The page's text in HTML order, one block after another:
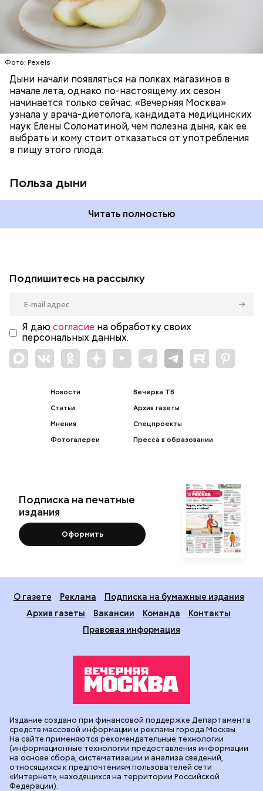
Фото: Pexels
Дыни начали появляться на полках магазинов в
начале лета, однако по-настоящему их сезон
начинается только сейчас. «Вечерняя Москва»
узнала у врача-диетолога, кандидата медицинских
наук Елены Соломатиной, чем полезна дыня, как ее
выбрать и кому стоит отказаться от употребления
в пищу этого плода.
Польза дыни
бета-каротин обеспечивает дыне желтый
лютеин и зеаксантин — эти каротиноиды
отлично поддерживают наше зрение;
калий — оказывает мочегонное действие,
поддерживает сердечно-сосудистую
систему и предотвращает скачки давления;
магний — помогает калию и не дает сосудам
спазмироваться.
Читать полностью
ОВОЩИ
ЛЕТО ФРУКТЫ
Подпишитесь на рассылку
Я даю согласие на обработку своих
персональных данных.
Новости
Статьи
Мнения
Фотогалереи
Вечерка ТВ
Архив газеты
Спецпроекты
Пресса в образовании
Подписка на печатные
издания
Оформить
О газете Реклама
Подписка на бумажные издания
Архив газеты
Вакансии Команда
Контакты
Правовая информация
Издание создано при финансовой поддержке Департамента
средств массовой информации и рекламы города Москвы.
На сайте применяются рекомендательные технологии
(информационные технологии предоставления информации
на основе сбора, систематизации и анализа сведений,
относящихся к предпочтениям пользователей сети
«Интернет», находящихся на территории Российской
Федерации).